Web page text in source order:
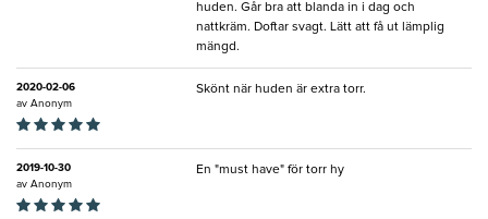
huden. Går bra att blanda in i dag och
nattkräm. Doftar svagt. Lätt att få ut lämplig
mängd.
2020-02-06
av Anonym
Skönt när huden är extra torr.
2019-10-30
av Anonym
En "must have" för torr hy